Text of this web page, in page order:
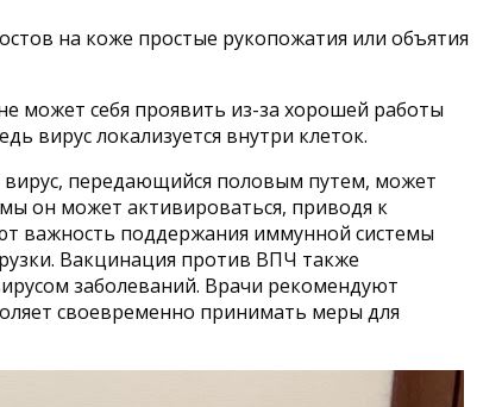
на коже простые рукопожатия или объятия
может себя проявить из-за хорошей работы
вирус локализуется внутри клеток.
передающийся половым путем, может
он может активироваться, приводя к
важность поддержания иммунной системы
Вакцинация против ВПЧ также
заболеваний. Врачи рекомендуют
своевременно принимать меры для